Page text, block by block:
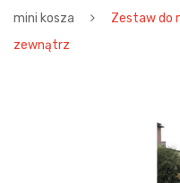
mini kosza
Zestaw do
zewnątrz